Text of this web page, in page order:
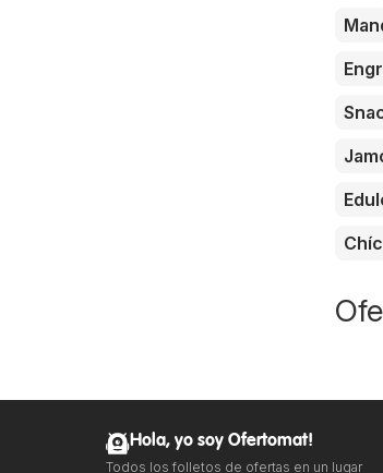
Hola, yo soy Ofertomat!
Todos los folletos de ofertas en un lugar